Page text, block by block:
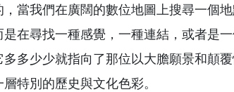
，當我們在廣闊的數位地圖上搜尋一個
是在尋找一種感覺，一種連結，或者是
多多少少就指向了那位以大膽願景和顛
特別的歷史與文化色彩。